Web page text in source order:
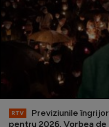
RTV
Previziunile
pentru 2026. Vorbea